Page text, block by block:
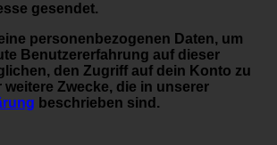
gesendet.
personenbezogenen Daten, um
Benutzererfahrung auf dieser
den Zugriff auf dein Konto zu
Zwecke, die in unserer
beschrieben sind.